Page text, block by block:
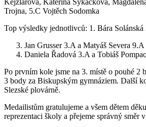
Trojna, 5.C Vojtěch Sodomka
Top výsledky jednotlivců: 1. Bára Solánská
Jan Grusser 3.A a Matyáš Severa 9.A
Daniela Řadová 3.A a Tobiáš
Po prvním kole jsme na 3. místě o pouhé 2
3 body za Biskupským gymnáziem. Další
Slezské plovárně.
Medailistům gratulujeme a všem dětem
reprezentaci školy a přejeme správný směr